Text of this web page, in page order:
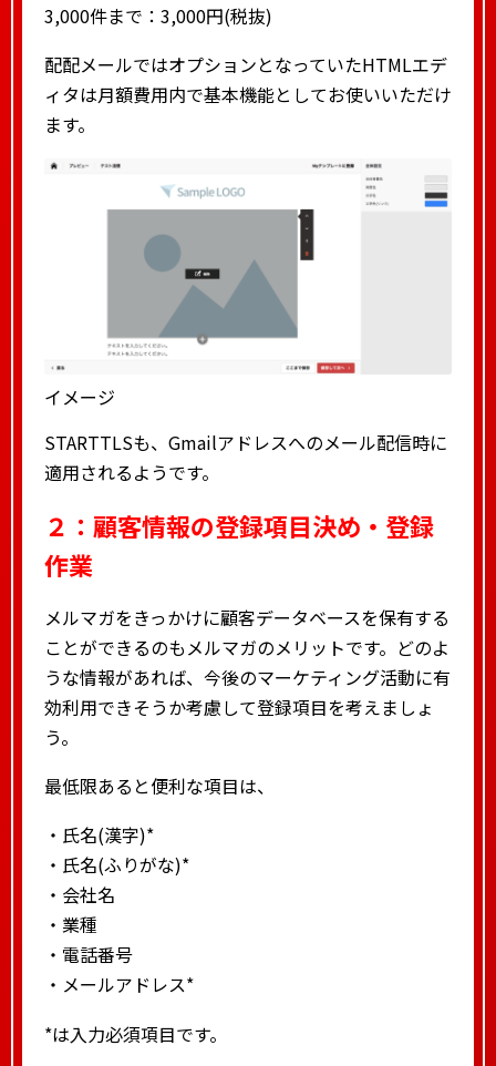
3,000件まで：3,000円(税抜)
配配メールではオプションとなっていたHTMLエデ
ィタは月額費用内で基本機能としてお使いいただけ
ます。
イメージ
STARTTLSも、Gmailアドレスへのメール配信時に
適用されるようです。
２：顧客情報の登録項目決め・登録
作業
メルマガをきっかけに顧客データベースを保有する
ことができるのもメルマガのメリットです。どのよ
うな情報があれば、今後のマーケティング活動に有
効利用できそうか考慮して登録項目を考えましょ
う。
最低限あると便利な項目は、
・氏名(漢字)*
・氏名(ふりがな)*
・会社名
・業種
・電話番号
・メールアドレス*
*は入力必須項目です。